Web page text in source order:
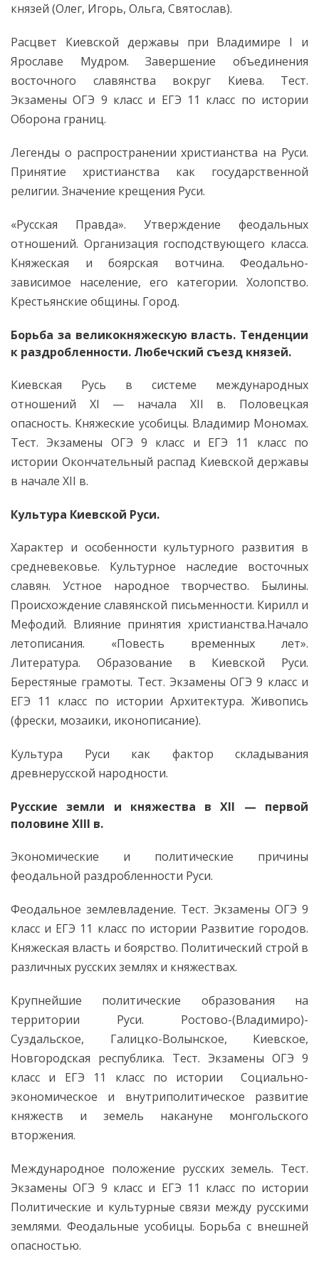
князей (Олег, Игорь, Ольга, Святослав).
Расцвет Киевской державы при Владимире I и
Ярославе Мудром. Завершение объединения
восточного славянства вокруг Киева. Тест.
Экзамены ОГЭ 9 класс и ЕГЭ 11 класс по истории
Оборона границ.
Легенды о распространении христианства на Руси.
Принятие христианства как государственной
религии. Значение крещения Руси.
«Русская Правда». Утверждение феодальных
отношений. Организация господствующего класса.
Княжеская и боярская вотчина. Феодально-
зависимое население, его категории. Холопство.
Крестьянские общины. Город.
Борьба за великокняжескую власть. Тенденции
к раздробленности. Любечский съезд князей.
Киевская Русь в системе международных
отношений XI — начала XII в. Половецкая
опасность. Княжеские усобицы. Владимир Мономах.
Тест. Экзамены ОГЭ 9 класс и ЕГЭ 11 класс по
истории Окончательный распад Киевской державы
в начале XII в.
Культура Киевской Руси.
Характер и особенности культурного развития в
средневековье. Культурное наследие восточных
славян. Устное народное творчество. Былины.
Происхождение славянской письменности. Кирилл и
Мефодий. Влияние принятия христианства.Начало
летописания. «Повесть временных лет».
Литература. Образование в Киевской Руси.
Берестяные грамоты. Тест. Экзамены ОГЭ 9 класс и
ЕГЭ 11 класс по истории Архитектура. Живопись
(фрески, мозаики, иконописание).
Культура Руси как фактор складывания
древнерусской народности.
Русские земли и княжества в XII — первой
половине XIII в.
Экономические и политические причины
феодальной раздробленности Руси.
Феодальное землевладение. Тест. Экзамены ОГЭ 9
класс и ЕГЭ 11 класс по истории Развитие городов.
Княжеская власть и боярство. Политический строй в
различных русских землях и княжествах.
Крупнейшие политические образования на
территории Руси. Ростово-(Владимиро)-
Суздальское, Галицко-Волынское, Киевское,
Новгородская республика. Тест. Экзамены ОГЭ 9
класс и ЕГЭ 11 класс по истории Социально-
экономическое и внутриполитическое развитие
княжеств и земель накануне монгольского
вторжения.
Международное положение русских земель. Тест.
Экзамены ОГЭ 9 класс и ЕГЭ 11 класс по истории
Политические и культурные связи между русскими
землями. Феодальные усобицы. Борьба с внешней
опасностью.